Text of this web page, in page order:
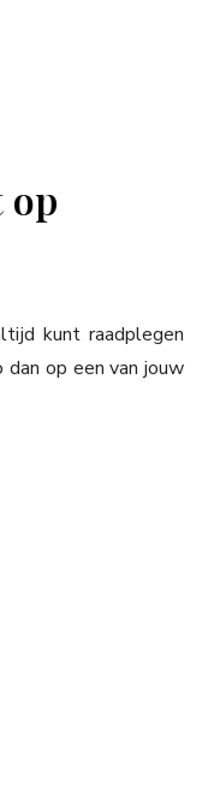
op
kunt raadplegen
op een van jouw